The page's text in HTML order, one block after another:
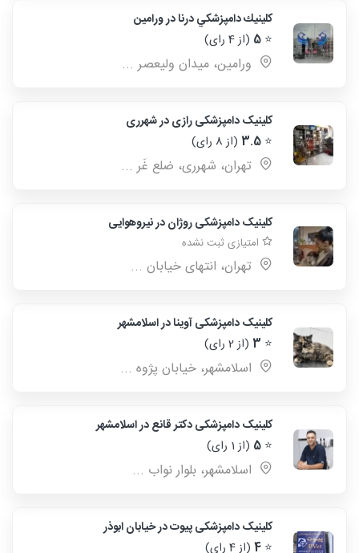
كلينيك دامپزشكي درنا در ورامین
⭐
5 (از 4 رای)
ورامين، ميدان وليعصر ...
کلینیک دامپزشکی رازی در شهرری
⭐
3.5 (از 8 رای)
تهران، شهرری، ضلع غَر ...
کلینیک دامپزشکی روژان در نیروهوایی
امتیازی ثبت نشده
تهران، انتهای خیابان ...
کلینیک دامپزشکی آوینا در اسلامشهر
⭐
3 (از 2 رای)
اسلامشهر، خیابان پژوه ...
کلینیک دامپزشکی دکتر قانع در اسلامشهر
⭐
5 (از 1 رای)
اسلامشهر، بلوار نواب ...
کلینیک دامپزشکی پیوت در خیابان ابوذر
⭐
4 (از 4 رای)